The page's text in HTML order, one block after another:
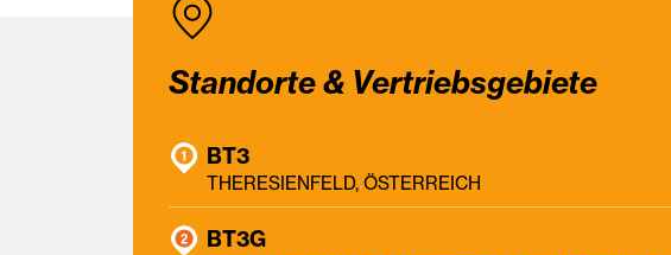
Standorte & Vertriebsgebiete
BT3
THERESIENFELD, ÖSTERREICH
BT3G